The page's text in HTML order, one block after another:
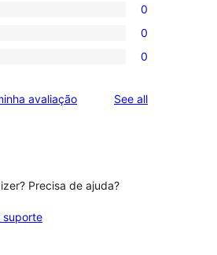
0
0
0
avaliação See allreviews
Precisa de ajuda?
suporte